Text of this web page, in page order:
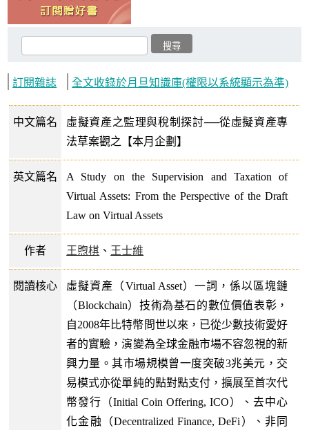
訂閱雜誌 全文收錄於月旦知識庫(權限以系統顯示為準)
中文篇名
虛擬資產之監理與稅制探討──從虛擬資產專
法草案觀之【本月企劃】
英文篇名
A Study on the Supervision and Taxation of
Virtual Assets: From the Perspective of the Draft
Law on Virtual Assets
作者 王煦棋 、 王士維
閱讀核心
虛擬資產（Virtual Asset）一詞，係以區塊鏈
（Blockchain）技術為基石的數位價值表彰，
自2008年比特幣問世以來，已從少數技術愛好
者的實驗，演變為全球金融市場不容忽視的新
興力量。其市場規模曾一度突破3兆美元，交
易模式亦從單純的點對點支付，擴展至首次代
幣發行（Initial Coin Offering, ICO）、去中心
化金融（Decentralized Finance, DeFi）、非同